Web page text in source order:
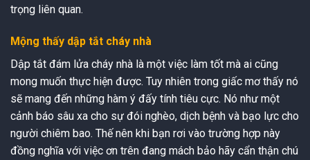
trọng liên quan.
Mộng thấy dập tắt cháy nhà
Dập tắt đám lửa cháy nhà là một việc làm tốt mà ai cũng
mong muốn thực hiện được. Tuy nhiên trong giấc mơ thấy nó
sẽ mang đến những hàm ý đấy tính tiêu cực. Nó như một
cảnh báo sâu xa cho sự đói nghèo, dịch bệnh và bạo lực cho
người chiêm bao. Thế nên khi bạn rơi vào trường hợp này
đồng nghĩa với việc ơn trên đang mách bảo hãy cẩn thận chú